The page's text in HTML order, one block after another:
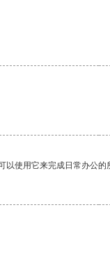
使用它来完成日常办公的